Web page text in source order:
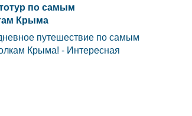
по самым
Крыма
путешествие по самым
Крыма! - Интересная